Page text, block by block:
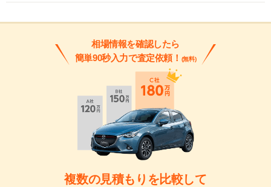
相場情報を確認したら
簡単90秒入力で査定依頼！ (無料)
複数の見積もりを比較して